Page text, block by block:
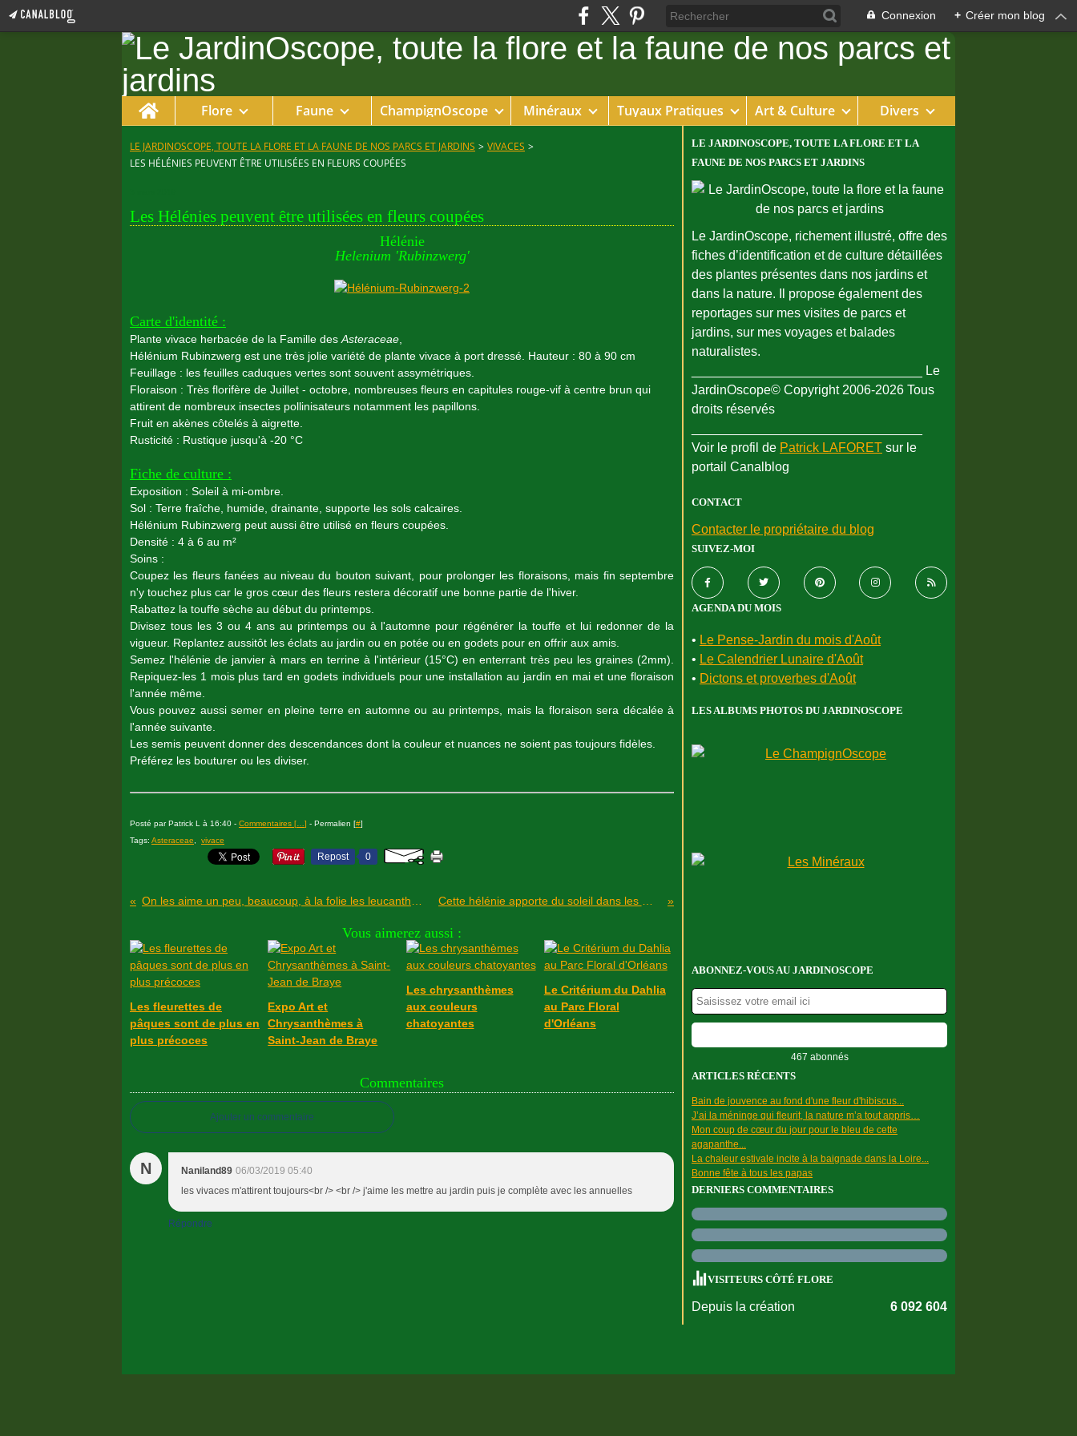
Connexion + Créer mon blog
Home Flore Faune ChampignOscope Minéraux Tuyaux Pratiques Art & Culture Divers
LE JARDINOSCOPE, TOUTE LA FLORE ET LA FAUNE DE NOS PARCS ET JARDINS > VIVACES >
LES HÉLÉNIES PEUVENT ÊTRE UTILISÉES EN FLEURS COUPÉES
Les Hélénies peuvent être utilisées en fleurs coupées
Hélénie
Helenium 'Rubinzwerg'
Carte d'identité :
Plante vivace herbacée de la Famille des Asteraceae
Hélénium Rubinzwerg est une très jolie variété de plante vivace à port dressé. Hauteur : 80 à 90 cm
Feuillage : les feuilles caduques vertes sont souvent assymétriques.
Floraison : Très florifère de Juillet - octobre, nombreuses fleurs en capitules rouge-vif à centre brun qui
attirent de nombreux insectes pollinisateurs notamment les papillons.
Fruit en akènes côtelés à aigrette.
Rusticité : Rustique jusqu'à -20 °C
Fiche de culture :
Exposition : Soleil à mi-ombre.
Sol : Terre fraîche, humide, drainante, supporte les sols calcaires.
Hélénium Rubinzwerg peut aussi être utilisé en fleurs coupées.
Densité : 4 à 6 au m²
Soins :
Coupez les fleurs fanées au niveau du bouton suivant, pour prolonger les floraisons, mais fin septembre
n'y touchez plus car le gros cœur des fleurs restera décoratif une bonne partie de l'hiver.
Rabattez la touffe sèche au début du printemps.
Divisez tous les 3 ou 4 ans au printemps ou à l'automne pour régénérer la touffe et lui redonner de la
vigueur. Replantez aussitôt les éclats au jardin ou en potée ou en godets pour en offrir aux amis.
Semez l'hélénie de janvier à mars en terrine à l'intérieur (15°C) en enterrant très peu les graines (2mm).
Repiquez-les 1 mois plus tard en godets individuels pour une installation au jardin en mai et une floraison
l'année même.
Vous pouvez aussi semer en pleine terre en automne ou au printemps, mais la floraison sera décalée à
l'année suivante.
Les semis peuvent donner des descendances dont la couleur et nuances ne soient pas toujours fidèles.
Préférez les bouturer ou les diviser.
Posté par Patrick L à 16:40 - Commentaires [ ] - Permalien [#]
Tags: Asteraceae vivace
Repost 0
Vous aimerez aussi :
Les fleurettes de
pâques sont de plus en
plus précoces
Expo Art et
Chrysanthèmes à
Saint-Jean de Braye
Les chrysanthèmes
aux couleurs
chatoyantes
Le Critérium du Dahlia
au Parc Floral
d'Orléans
Commentaires
Ajouter un commentaire
N Naniland89 06/03/2019 05:40
les vivaces m'attirent toujours<br /> <br /> j'aime les mettre au jardin puis je complète avec les annuelles
Répondre
LE JARDINOSCOPE, TOUTE LA FLORE ET LA
FAUNE DE NOS PARCS ET JARDINS
Le JardinOscope, richement illustré, offre des
fiches d’identification et de culture détaillées
des plantes présentes dans nos jardins et
dans la nature. Il propose également des
reportages sur mes visites de parcs et
jardins, sur mes voyages et balades
naturalistes.
________________________________ Le
JardinOscope© Copyright 2006-2026 Tous
droits réservés
Voir le profil de Patrick LAFORET sur le
portail Canalblog
CONTACT
Contacter le propriétaire du blog
SUIVEZ-MOI
AGENDA DU MOIS
• Le Pense-Jardin du mois d'Août
• Le Calendrier Lunaire d'Août
• Dictons et proverbes d'Août
LES ALBUMS PHOTOS DU JARDINOSCOPE
ABONNEZ-VOUS AU JARDINOSCOPE
467 abonnés
ARTICLES RÉCENTS
Bain de jouvence au fond d'une fleur d'hibiscus...
J’ai la méninge qui fleurit, la nature m’a tout appris…
Mon coup de cœur du jour pour le bleu de cette
agapanthe...
La chaleur estivale incite à la baignade dans la Loire...
Bonne fête à tous les papas
DERNIERS COMMENTAIRES
VISITEURS CÔTÉ FLORE
Depuis la création 6 092 604